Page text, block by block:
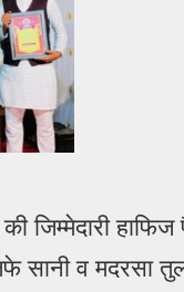
जिम्मेदारी
व मदरसा तुल